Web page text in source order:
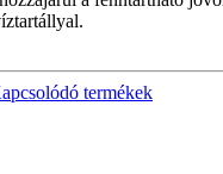
termékek